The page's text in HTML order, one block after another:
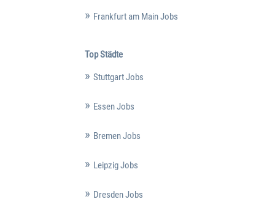
Frankfurt am Main Jobs
Top Städte
Stuttgart Jobs
Essen Jobs
Bremen Jobs
Leipzig Jobs
Dresden Jobs